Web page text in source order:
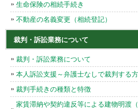
生命保険の相続手続き
不動産の名義変更（相続登記）
裁判・訴訟業務について
裁判・訴訟業務について
本人訴訟支援～弁護士なしで裁判する
裁判手続きの種類と特徴
家賃滞納や契約違反等による建物明渡